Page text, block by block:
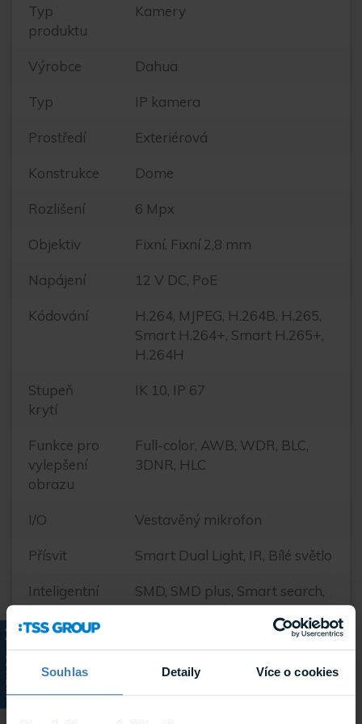
Souhlas Detaily Více o cookies
KATALOG
Typ
produktu
Kamery
Výrobce Dahua
Typ IP kamera
Prostředí Exteriérová
Konstrukce Dome
Rozlišení 6 Mpx
Objektiv Fixní, Fixní 2,8 mm
Napájení 12 V DC, PoE
Kódování
H.264, MJPEG, H.264B, H.265,
Smart H.264+, Smart H.265+,
H.264H
Stupeň
krytí
IK 10, IP 67
Funkce pro
vylepšení
obrazu
Full-color, AWB, WDR, BLC,
3DNR, HLC
I/O Vestavěný mikrofon
Přísvit Smart Dual Light, IR, Bílé světlo
Inteligentní
funkce
SMD, SMD plus, Smart search,
IVS (Perimetr Protection)
Délka
přísvitu
30 m
Podpora
karet